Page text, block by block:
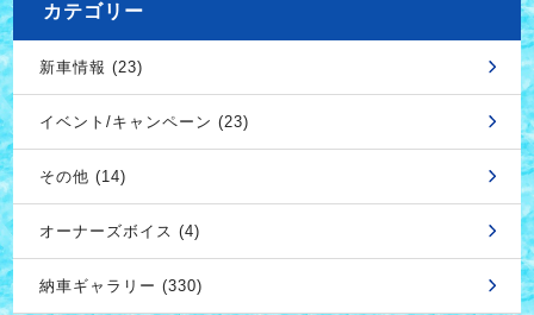
カテゴリー
新車情報 (23)
イベント/キャンペーン (23)
その他 (14)
オーナーズボイス (4)
納車ギャラリー (330)